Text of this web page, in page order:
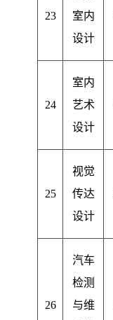
23
室内
设计
24
室内
艺术
设计
25
视觉
传达
设计
26
汽车
检测
与维